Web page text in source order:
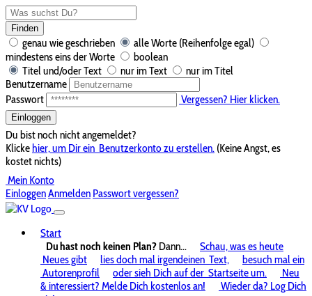
Finden
genau wie geschrieben
alle Worte (Reihenfolge egal)
mindestens eins der Worte
boolean
Titel und/oder Text
nur im Text
nur im Titel
Benutzername
Passwort
Vergessen? Hier klicken.
Einloggen
Du bist noch nicht angemeldet?
Klickehier, um Dir ein Benutzerkonto zu erstellen. (Keine Angst, es
kostet nichts)
Mein Konto
EinloggenAnmelden Passwort vergessen?
Start
Du hast noch keinen Plan? Dann...
Schau, was es heute
Neues gibt
lies doch mal irgendeinen Text,
besuch mal ein
Autorenprofil
oder sieh Dich auf der Startseite um.
Neu
& interessiert? Melde Dich kostenlos an!
Wieder da? Log Dich